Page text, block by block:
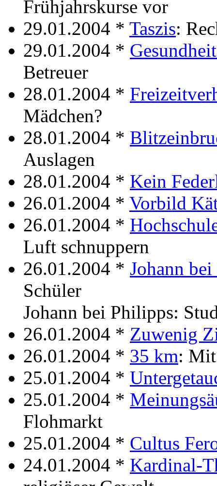
Frühjahrskurse vor
29.01.2004 * Taszis:
29.01.2004 *
Betreuer
28.01.2004 *
Mädchen?
28.01.2004 *
Auslagen
28.01.2004 * Kein
26.01.2004 * Vorbild
26.01.2004 *
Luft schnuppern
26.01.2004 * Johann
Schüler
Johann bei Philipps:
26.01.2004 * Zuwenig
26.01.2004 * 35 km: Mit
25.01.2004 *
25.01.2004 *
Flohmarkt
25.01.2004 * Cultus
24.01.2004 * Kardinal-